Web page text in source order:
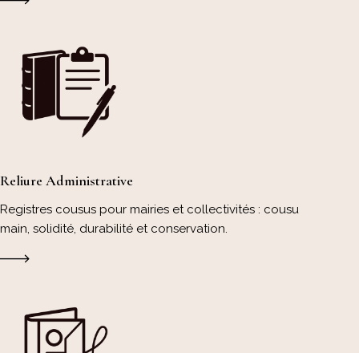
Reliure Administrative
Registres cousus pour mairies et collectivités : cousu
main, solidité, durabilité et conservation.